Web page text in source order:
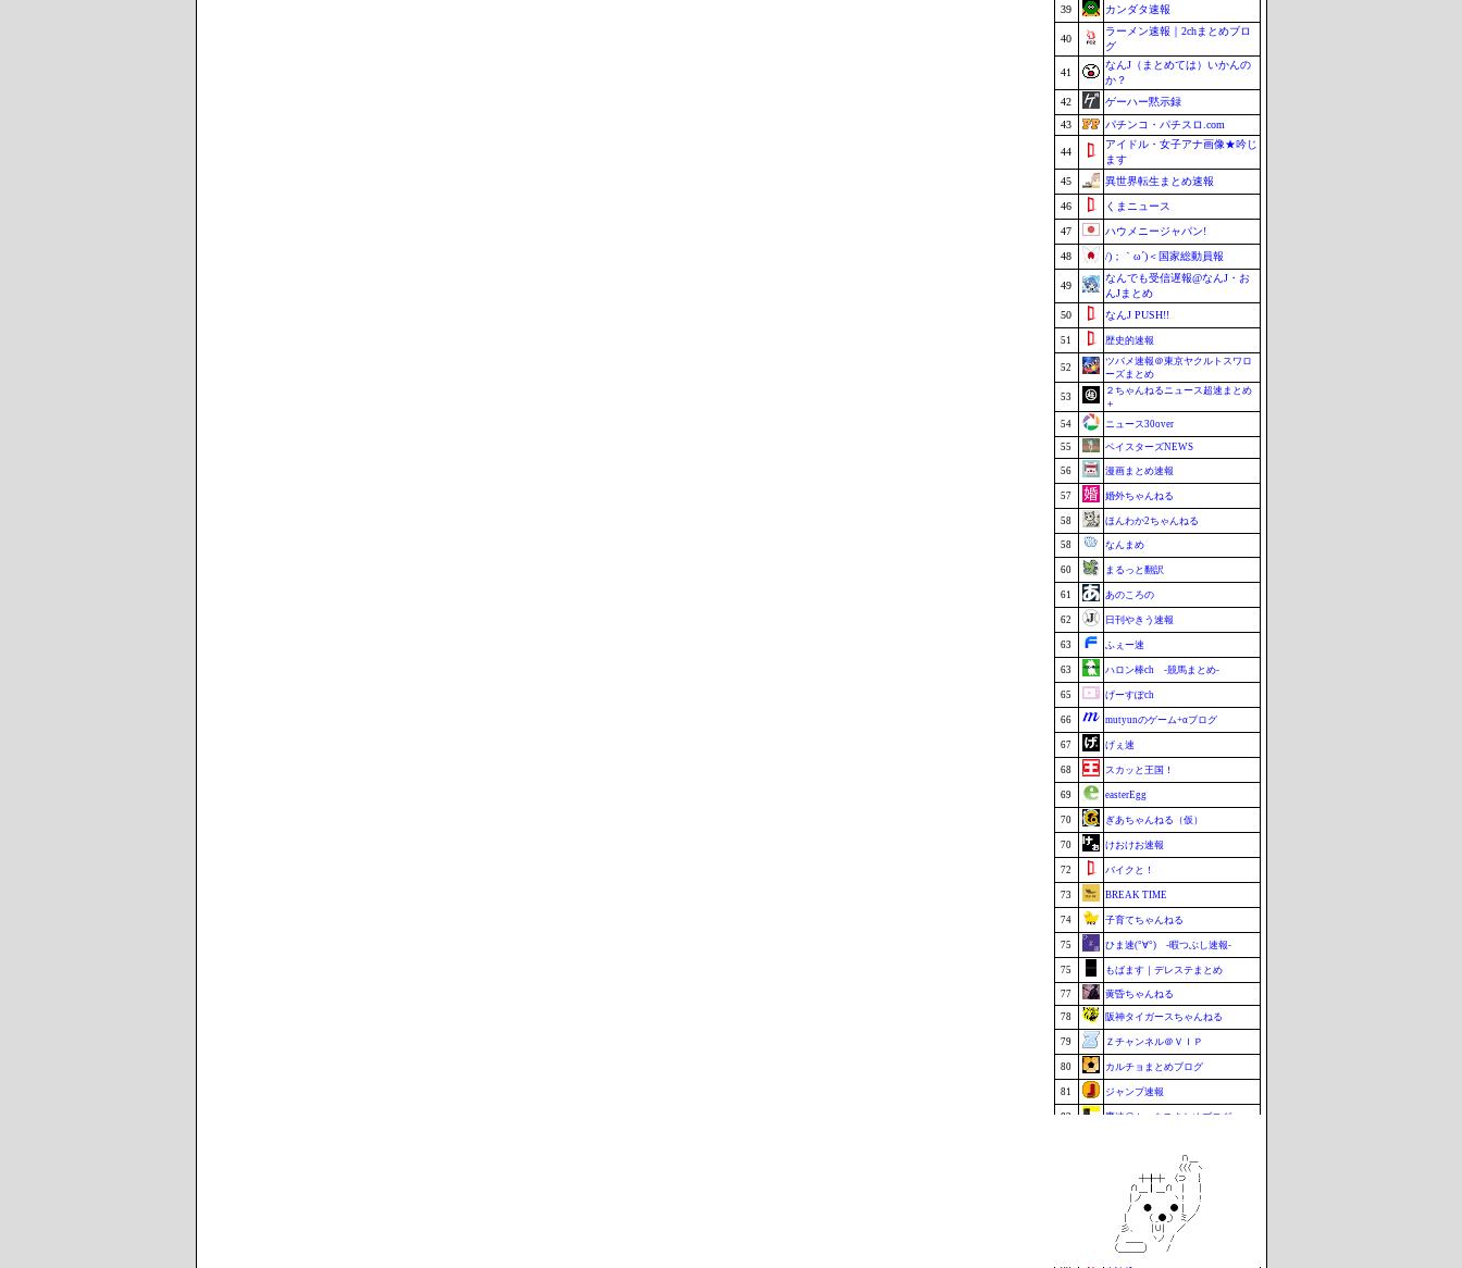
39
カンダタ速報
40
ラーメン速報｜2chまとめブロ
グ
41
なんJ（まとめては）いかんの
か？
42
ゲーハー黙示録
43
パチンコ・パチスロ.com
44
アイドル・女子アナ画像★吟じ
ます
45
異世界転生まとめ速報
46 くまニュース
47 ハウメニージャパン!
48 /)；｀ω´)＜国家総動員報
49
なんでも受信遅報@なんJ・お
んJまとめ
50
なんJ PUSH!!
51 歴史的速報
52
ツバメ速報＠東京ヤクルトスワロ
ーズまとめ
53
２ちゃんねるニュース超速まとめ
＋
54
ニュース30over
55 ベイスターズNEWS
56 漫画まとめ速報
57 婚外ちゃんねる
58 ほんわか2ちゃんねる
58 なんまめ
60 まるっと翻訳
61 あのころの
62 日刊やきう速報
63 ふぇー速
63 ハロン棒ch -競馬まとめ-
65 げーすぽch
66 mutyunのゲーム+αブログ
67 げぇ速
68 スカッと王国！
69 easterEgg
70 ぎあちゃんねる（仮）
70 けおけお速報
72 バイクと！
73 BREAK TIME
74 子育てちゃんねる
75 ひま速(°∀°) -暇つぶし速報-
75 もばます｜デレステまとめ
77 黄昏ちゃんねる
78 阪神タイガースちゃんねる
79 Ｚチャンネル＠ＶＩＰ
80 カルチョまとめブログ
81 ジャンプ速報
82 鷹速@ホークスまとめブログ
BABYMETAL TIMES
footballnet【サッカー5chまとめ】
ポーランドボール 翻訳
VTuberNews